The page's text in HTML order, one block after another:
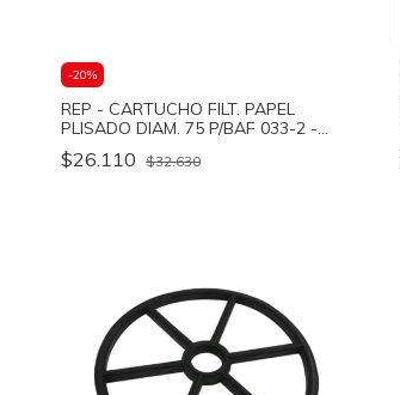
-20%
REP - CARTUCHO FILT. PAPEL
PLISADO DIAM. 75 P/BAF 033-2 -
Vulcano
$26.110 $32.630